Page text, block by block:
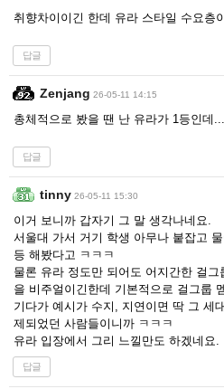
취향차이이긴 한데 유라 스타일 수요층
답글
Zenjang 26-05-11 14:15
총체적으로 봤을 땐 난 유라가 1등인데
답글
tinny 26-05-11 15:30
이거 보니까 갑자기 그 말 생각나네요.
서울대 가서 거기 학생 아무나 붙잡고
등 해봤다고 ㅋㅋㅋ
물론 유라 정도만 되어도 어지간한 걸
을 비주얼이긴한데 기본적으로 걸그룹
기다가 예시가 수지, 지연이면 딱 그 세
제되었던 사람들이니까 ㅋㅋㅋ
유라 입장에서 그리 느낄만도 하겠네요.
답글